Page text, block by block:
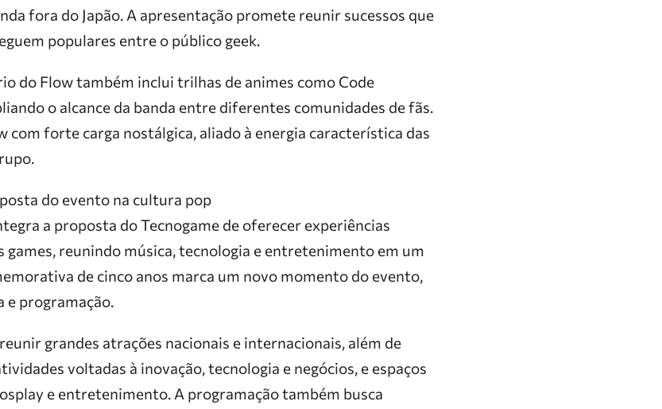
fora do Japão. A apresentação promete reunir sucessos que
populares entre o público geek.
do Flow também inclui trilhas de animes como Code
o alcance da banda entre diferentes comunidades de fãs.
com forte carga nostálgica, aliado à energia característica das
do evento na cultura pop
a proposta do Tecnogame de oferecer experiências
games, reunindo música, tecnologia e entretenimento em um
de cinco anos marca um novo momento do evento,
e programação.
grandes atrações nacionais e internacionais, além de
voltadas à inovação, tecnologia e negócios, e espaços
e entretenimento. A programação também busca